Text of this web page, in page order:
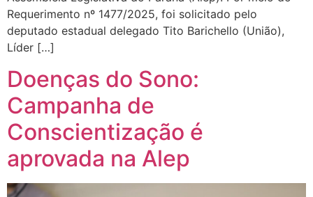
Requerimento nº 1477/2025, foi solicitado pelo
deputado estadual delegado Tito Barichello (União),
Líder […]
Doenças do Sono:
Campanha de
Conscientização é
aprovada na Alep